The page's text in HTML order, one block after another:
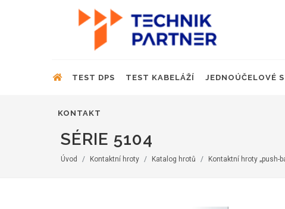
TEST DPS TEST KABELÁŽÍ JEDNOÚČELOVÉ
KONTAKT
SÉRIE 5104
Úvod Kontaktní hroty Katalog hrotů Kontaktní hroty „push-